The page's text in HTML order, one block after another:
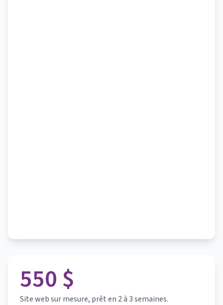
550 $
Site web sur mesure, prêt en 2 à 3 semaines.